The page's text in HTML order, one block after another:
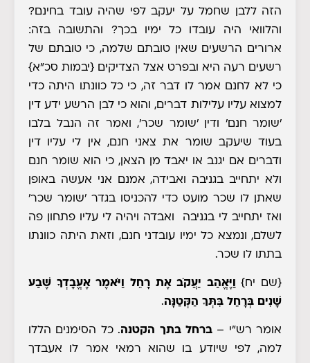
הזה ללבן שחמל על יעקב לפי שהיה עובד בחינם?
והלוואי היה עובדו כל ימיו בכך? והתשובה בזה:
ארורים הרשעים שאין טובתם שלמה, כי טובתם של
רשעים רעה היא ובפרט אצל הצדיקים {יבמות סכ"א}
כי לא לחנם אמר לו דבר זה, כי כל כוונתו היתה כדי
למצוא עליו עלילות דברים, והוא כי לבן הרשע ידע דין
'שומר חנם' ודין 'שומר שכר', ואמר זה הנבל בלבו
בעוד שיעקב שומר את צאני חנם, אין לי עליו דין
ודברים אם יגנב או יאבד מן הצאן, כי הוא שומר חנם
ולא יתחייב בגניבה ואבידה, אמנם אני אעשה באופן
שאתן לו שכר מועט כדי להכניסו בגדר 'שומר שכר'
ואז יתחייב לי בגניבה ואבדה ויהיה לי עליו פתחון פה
לשלם, ונמצא כל ימיו עובדני חנם, וזאת היתה כוונתו
בתתו לו שכר.
{שם יח}וַיֶּאֱהַב יַעֲקֹב אֶת רָחֵל וַיֹּאמֶר אֶעֱבָדְךָ שֶׁבַע
שָׁנִים בְּרָחֵל בִּתְּךָ הַקְּטַנָּה.
אומר רש"י –ברחל בתך הקטנה. כל הסימנים הללו
למה, לפי שיודע בו שהוא רמאי אמר לו אעבדך